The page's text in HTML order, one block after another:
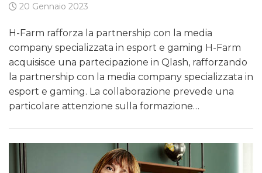
20 Gennaio 2023
H-Farm rafforza la partnership con la media
company specializzata in esport e gaming H-Farm
acquisisce una partecipazione in Qlash, rafforzando
la partnership con la media company specializzata in
esport e gaming. La collaborazione prevede una
particolare attenzione sulla formazione…